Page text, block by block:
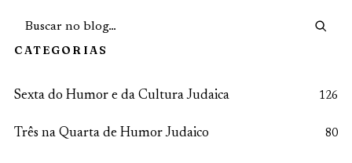
CATEGORIAS
Sexta do Humor e da Cultura Judaica 126
Três na Quarta de Humor Judaico 80